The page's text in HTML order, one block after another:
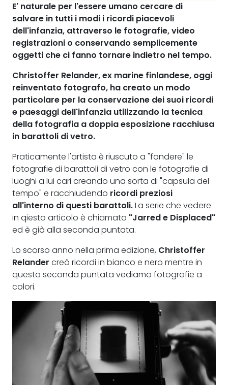
E' naturale per l'essere umano cercare di
salvare in tutti i modi i ricordi piacevoli
dell'infanzia, attraverso le fotografie, video
registrazioni o conservando semplicemente
oggetti che ci fanno tornare indietro nel tempo.
Christoffer Relander, ex marine finlandese, oggi
reinventato fotografo, ha creato un modo
particolare per la conservazione dei suoi ricordi
e paesaggi dell'infanzia utilizzando la tecnica
della fotografia a doppia esposizione racchiusa
in barattoli di vetro.
Praticamente l'artista è riuscuto a "fondere" le
fotografie di barattoli di vetro con le fotografie di
luoghi a lui cari creando una sorta di "capsula del
tempo" e racchiudendo ricordi preziosi
all'interno di questi barattoli.La serie che vedere
in qiesto articolo è chiamata "Jarred e Displaced"
ed è già alla seconda puntata.
Lo scorso anno nella prima edizione, Christoffer
Relander creò ricordi in bianco e nero mentre in
questa seconda puntata vediamo fotografie a
colori.